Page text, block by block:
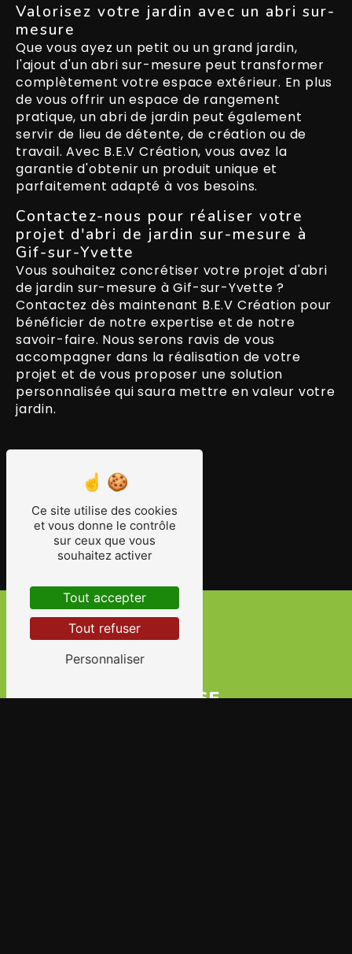
Valorisez votre jardin avec un abri sur-
mesure
Que vous ayez un petit ou un grand jardin,
l'ajout d'un abri sur-mesure peut transformer
complètement votre espace extérieur. En plus
de vous offrir un espace de rangement
pratique, un abri de jardin peut également
servir de lieu de détente, de création ou de
travail. Avec B.E.V Création, vous avez la
garantie d'obtenir un produit unique et
parfaitement adapté à vos besoins.
Contactez-nous pour réaliser votre
projet d'abri de jardin sur-mesure à
Gif-sur-Yvette
Vous souhaitez concrétiser votre projet d'abri
de jardin sur-mesure à Gif-sur-Yvette ?
Contactez dès maintenant B.E.V Création pour
bénéficier de notre expertise et de notre
savoir-faire. Nous serons ravis de vous
accompagner dans la réalisation de votre
projet et de vous proposer une solution
personnalisée qui saura mettre en valeur votre
jardin.
En savoir plus
Contactez-nous
ADRESSE
Ce site utilise des cookies
et vous donne le contrôle
sur ceux que vous
souhaitez activer
Tout accepter
Tout refuser
Personnaliser